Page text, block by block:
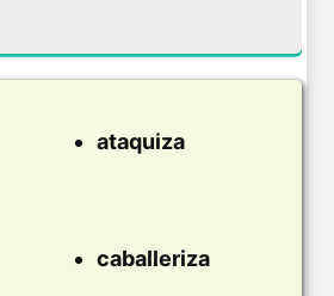
ataquiza
caballeriza